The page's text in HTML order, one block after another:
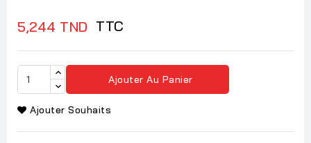
5,244 TND TTC
Ajouter Au Panier
Ajouter Souhaits